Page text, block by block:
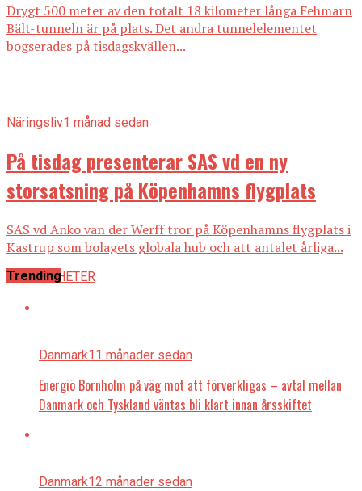
Drygt 500 meter av den totalt 18 kilometer långa Fehmarn
Bält-tunneln är på plats. Det andra tunnelelementet
bogserades på tisdagskvällen...
Näringsliv1 månad sedan
På tisdag presenterar SAS vd en ny
storsatsning på Köpenhamns flygplats
SAS vd Anko van der Werff tror på Köpenhamns flygplats i
Kastrup som bolagets globala hub och att antalet årliga...
ALLA NYHETER
Trending
Danmark11 månader sedan
Energiö Bornholm på väg mot att förverkligas – avtal mellan
Danmark och Tyskland väntas bli klart innan årsskiftet
Danmark12 månader sedan